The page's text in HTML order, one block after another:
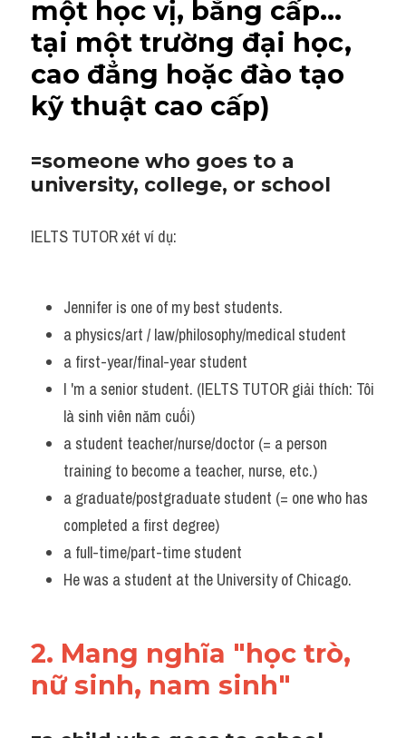
Từ vựng theo tiền tố
Task 1
Ngân hàng đề thi máy
Report đề thi thật IELTS
Advice
Đề thi thật Task 2
Listening
Speaking
Writing
Reading
Homepage
một học vị, bằng cấp...
tại một trường đại học,
cao đẳng hoặc đào tạo
kỹ thuật cao cấp)
=someone who goes to a
university, college, or school
IELTS TUTOR xét ví dụ:
Jennifer is one of my best students.
a physics/art / law/philosophy/medical student
a first-year/final-year student
I 'm a senior student. (IELTS TUTOR giải thích: Tôi
là sinh viên năm cuối)
a student teacher/nurse/doctor (= a person
training to become a teacher, nurse, etc.)
a graduate/postgraduate student (= one who has
completed a first degree)
a full-time/part-time student
He was a student at the University of Chicago.
2. Mang nghĩa "học trò,
nữ sinh, nam sinh"